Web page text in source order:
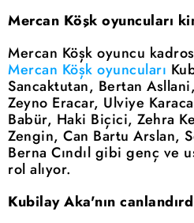
Mercan Köşk oyuncuları
Mercan Köşk oyuncu
Mercan Köşk oyuncuları
Sancaktutan, Bertan
Zeyno Eracar, Ulviye
Babür, Haki Biçici, Zehra
Zengin, Can Bartu Arslan,
Berna Cındıl gibi genç ve
rol alıyor.
Kubilay Aka'nın